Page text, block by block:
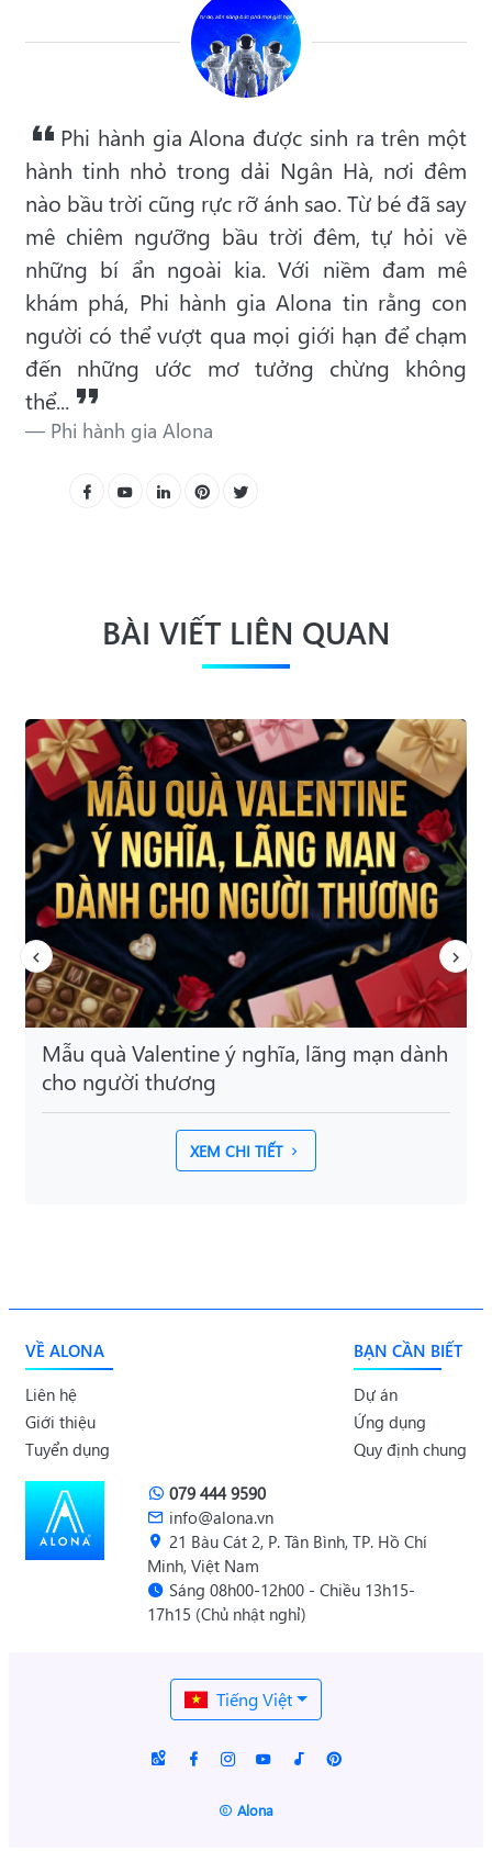
Phi hành gia Alona được sinh ra trên một
hành tinh nhỏ trong dải Ngân Hà, nơi đêm
nào bầu trời cũng rực rỡ ánh sao. Từ bé đã say
mê chiêm ngưỡng bầu trời đêm, tự hỏi về
những bí ẩn ngoài kia. Với niềm đam mê
khám phá, Phi hành gia Alona tin rằng con
người có thể vượt qua mọi giới hạn để chạm
đến những ước mơ tưởng chừng không
thể...
Phi hành gia Alona
BÀI VIẾT LIÊN QUAN
Tổng hợp mẫu Banner Valentine đẹp, lãng
mạn, thu hút mọi ánh nhìn nhất 2026
XEM CHI TIẾT
079 444 9590
info@alona.vn
21 Bàu Cát 2, P. Tân Bình, TP. Hồ Chí
Minh, Việt Nam
Sáng 08h00-12h00 - Chiều 13h15-
17h15 (Chủ nhật nghỉ)
VỀ ALONA
Liên hệ
Giới thiệu
Tuyển dụng
BẠN CẦN BIẾT
Dự án
Ứng dụng
Quy định chung
Alona
Tiếng Việt